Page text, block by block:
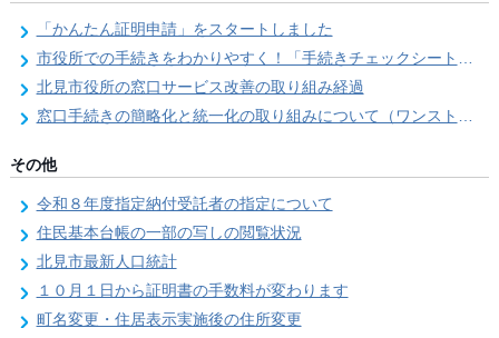
「かんたん証明申請」をスタートしました
市役所での手続きをわかりやすく！「手続きチェックシート」を導入しました
北見市役所の窓口サービス改善の取り組み経過
窓口手続きの簡略化と統一化の取り組みについて（ワンストップサービス推進事業）
その他
令和８年度指定納付受託者の指定について
住民基本台帳の一部の写しの閲覧状況
北見市最新人口統計
１０月１日から証明書の手数料が変わります
町名変更・住居表示実施後の住所変更